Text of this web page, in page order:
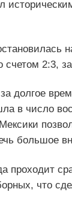
счетом 2:3,
долгое
в число
большое
проходит
что